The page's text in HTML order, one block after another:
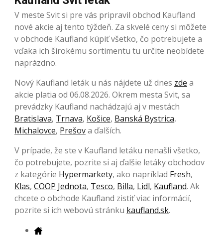
V meste Svit si pre vás pripravil obchod Kaufland
nové akcie aj tento týždeň. Za skvelé ceny si môžete
v obchode Kaufland kúpiť všetko, čo potrebujete a
vďaka ich širokému sortimentu tu určite neobídete
naprázdno.
Nový Kaufland leták u nás nájdete už dnes zde a
akcie platia od 06.08.2026. Okrem mesta Svit, sa
prevádzky Kaufland nachádzajú aj v mestách
Bratislava, Trnava, Košice, Banská Bystrica,
Michalovce, Prešova ďalších.
V prípade, že ste v Kaufland letáku nenašli všetko,
čo potrebujete, pozrite si aj ďalšie letáky obchodov
z kategórie Hypermarkety, ako napríklad Fresh,
Klas, COOP Jednota, Tesco, Billa, Lidl, Kaufland. Ak
chcete o obchode Kaufland zistiť viac informácií,
pozrite si ich webovú stránku kaufland.sk.